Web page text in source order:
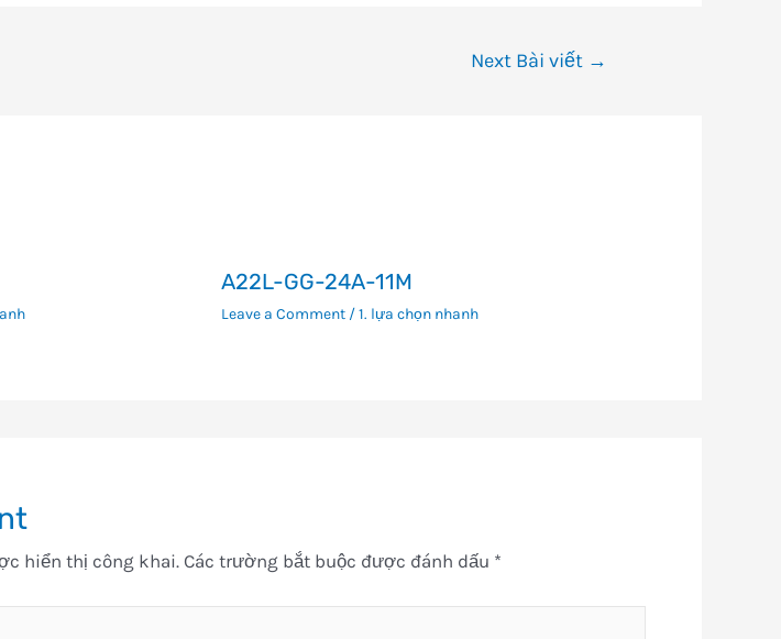
Next Bài viết →
A22L-GG-24A-11M
Leave a Comment /1. lựa chọn nhanh
hiển thị công khai. Các trường bắt buộc được đánh dấu *